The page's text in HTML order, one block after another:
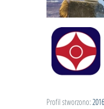
Profil stworzono: